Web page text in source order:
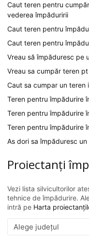
Caut teren pentru
vederea împăduririi
Caut teren pentru
Caut teren pentru
Vreau să împăduresc pe
Vreau sa cumpăr teren
Caut sa cumpar un teren
Teren pentru împădurire
Teren pentru împădurire
Teren pentru împădurire
As dori sa împăduresc
Proiectanți
Vezi lista silvicultorilor
tehnice de împădurire.
intră pe Harta